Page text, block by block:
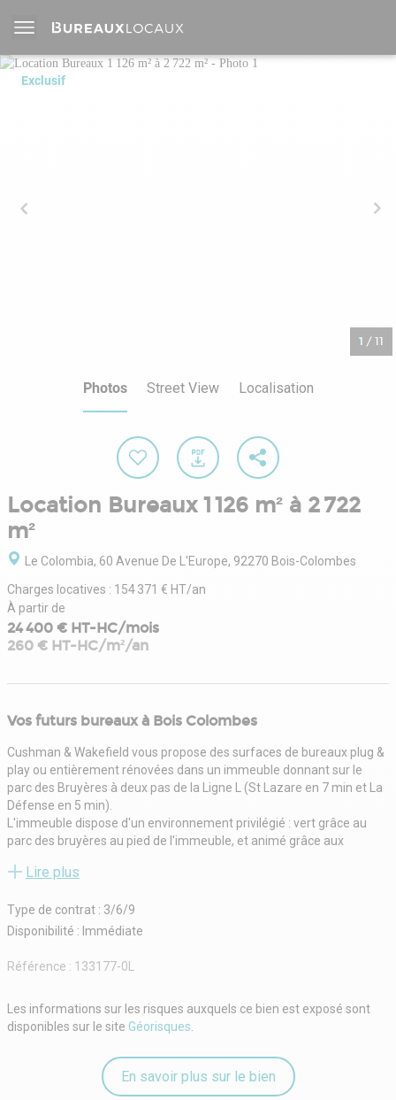
Exclusif
1 / 11
Photos Street View Localisation
Location Bureaux 1 126 m² à 2 722
m²
Le Colombia, 60 Avenue De L'Europe, 92270 Bois-Colombes
Charges locatives : 154 371 € HT/an
À partir de
24 400 € HT-HC/mois
260 € HT-HC/m²/an
Vos futurs bureaux à Bois Colombes
Cushman & Wakefield vous propose des surfaces de bureaux plug &
play ou entièrement rénovées dans un immeuble donnant sur le
parc des Bruyères à deux pas de la Ligne L (St Lazare en 7 min et La
Défense en 5 min).
L'immeuble dispose d'un environnement privilégié : vert grâce au
parc des bruyères au pied de l'immeuble, et animé grâce aux
Un immeuble à taille humaine qui dispose d'un vaste hall d'accueil
donnant sur un jardin aménagé, d'un nouveau business center de 3
grandes salles de réunion et de nombreuses places de parking dont
douches et vestiaires.
Les 1 052 m² sont proposés rénovés avec une grande une grande
terrasse privative accessible.
Et le 3ème étage dispose d'aménagement (cloison et câblage) de
Lire plus
Type de contrat : 3/6/9
Disponibilité : Immédiate
Référence : 133177-0L
Les informations sur les risques auxquels ce bien est exposé sont
disponibles sur le site Géorisques.
En savoir plus sur le bien